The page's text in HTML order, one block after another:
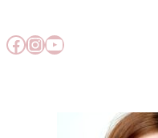
Facebook
Instagram
YouTube